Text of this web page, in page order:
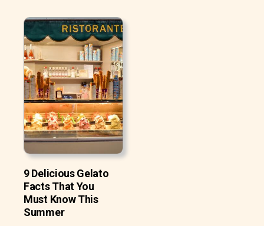
9 Delicious Gelato
Facts That You
Must Know This
Summer